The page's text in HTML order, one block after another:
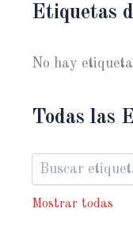
Etiquetas
No hay
Todas las
Mostrar todas